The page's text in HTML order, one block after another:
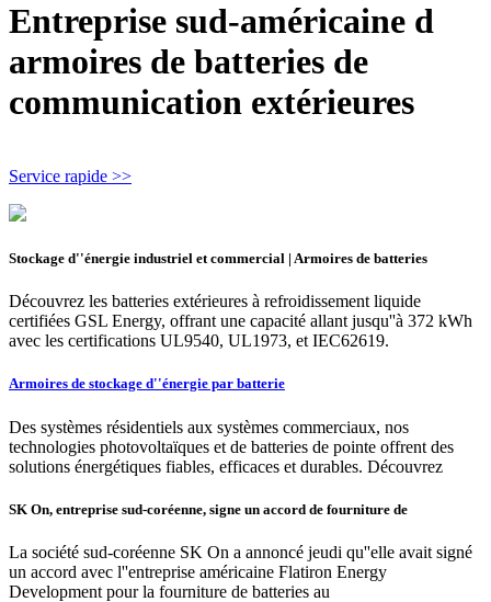
Entreprise sud-américaine d
armoires de batteries de
communication extérieures
Service rapide >>
Stockage d''énergie industriel et commercial | Armoires de batteries
Découvrez les batteries extérieures à refroidissement liquide
certifiées GSL Energy, offrant une capacité allant jusqu''à 372 kWh
avec les certifications UL9540, UL1973, et IEC62619.
Armoires de stockage d''énergie par batterie
Des systèmes résidentiels aux systèmes commerciaux, nos
technologies photovoltaïques et de batteries de pointe offrent des
solutions énergétiques fiables, efficaces et durables. Découvrez
SK On, entreprise sud-coréenne, signe un accord de fourniture de
La société sud-coréenne SK On a annoncé jeudi qu''elle avait signé
un accord avec l''entreprise américaine Flatiron Energy
Development pour la fourniture de batteries au